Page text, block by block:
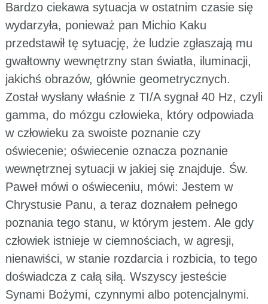
Bardzo ciekawa sytuacja w ostatnim czasie się
wydarzyła, ponieważ pan Michio Kaku
przedstawił tę sytuację, że ludzie zgłaszają mu
gwałtowny wewnętrzny stan światła, iluminacji,
jakichś obrazów, głównie geometrycznych.
Został wysłany właśnie z TI/A sygnał 40 Hz, czyli
gamma, do mózgu człowieka, który odpowiada
w człowieku za swoiste poznanie czy
oświecenie; oświecenie oznacza poznanie
wewnętrznej sytuacji w jakiej się znajduje. Św.
Paweł mówi o oświeceniu, mówi: Jestem w
Chrystusie Panu, a teraz doznałem pełnego
poznania tego stanu, w którym jestem. Ale gdy
człowiek istnieje w ciemnościach, w agresji,
nienawiści, w stanie rozdarcia i rozbicia, to tego
doświadcza z całą siłą. Wszyscy jesteście
Synami Bożymi, czynnymi albo potencjalnymi.